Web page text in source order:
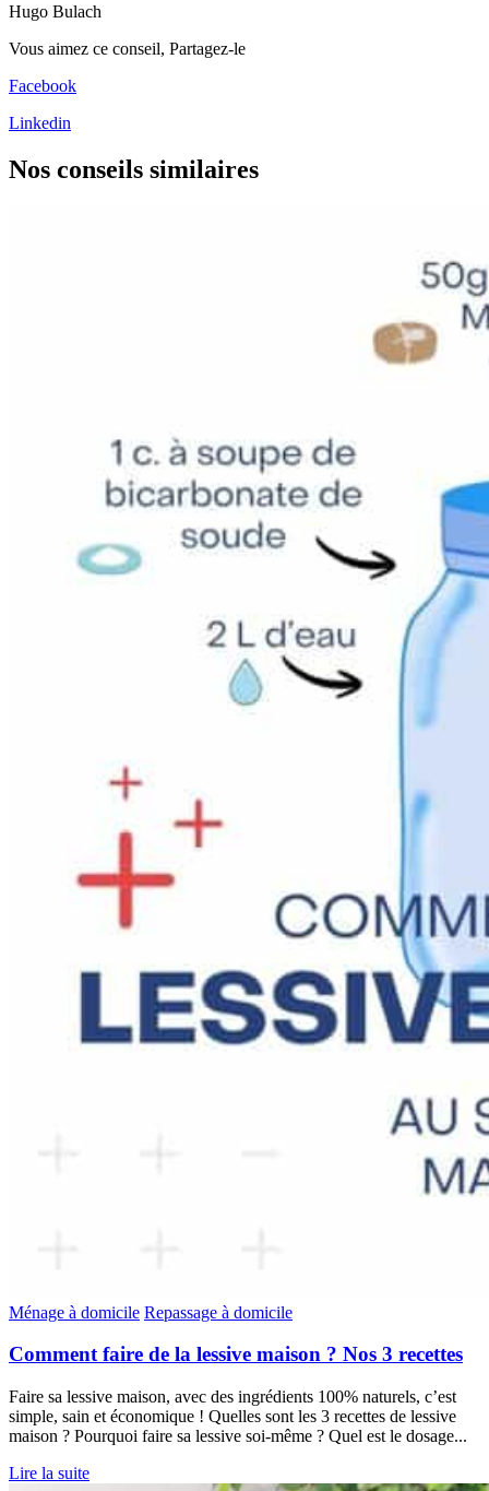
Hugo Bulach
Vous aimez ce conseil, Partagez-le
Facebook
Linkedin
Nos conseils similaires
Ménage à domicile Repassage à domicile
Comment faire de la lessive maison ? Nos 3 recettes
Faire sa lessive maison, avec des ingrédients 100% naturels, c’est
simple, sain et économique ! Quelles sont les 3 recettes de lessive
maison ? Pourquoi faire sa lessive soi-même ? Quel est le dosage...
Lire la suite